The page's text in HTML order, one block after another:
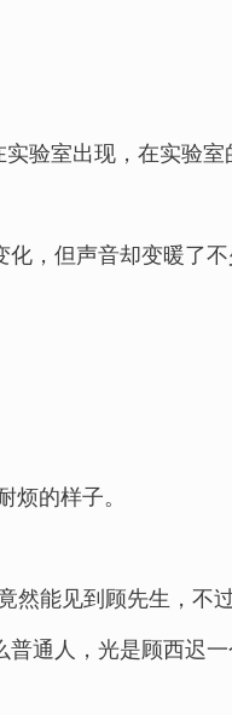
验室出现，在实验室
，但声音却变暖了
的样子。
然能见到顾先生，不
人，光是顾西迟一